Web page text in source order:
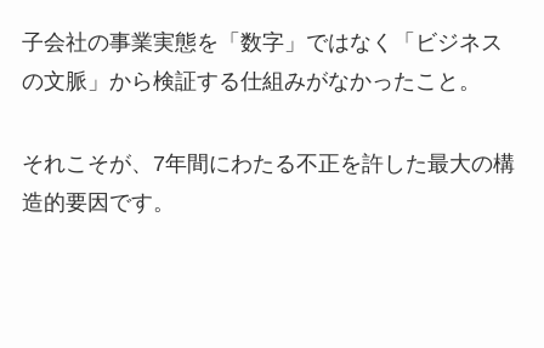
子会社の事業実態を「数字」ではなく「ビジネス
の文脈」から検証する仕組みがなかったこと。
それこそが、7年間にわたる不正を許した最大の構
造的要因です。